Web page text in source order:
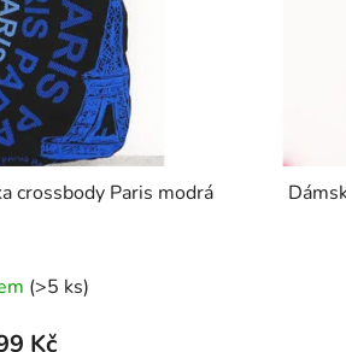
crossbody Paris modrá
(>5 ks)
Kč